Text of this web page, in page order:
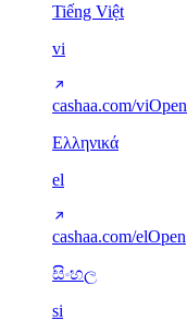
Tiếng Việt
vi
cashaa.com/viOpen
Ελληνικά
el
cashaa.com/elOpen
සිංහල
si